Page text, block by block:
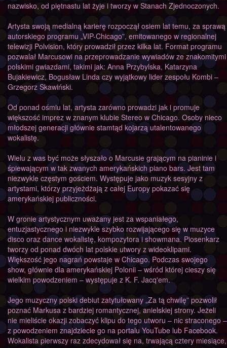
nazwisko, od piętnastu lat żyje i tworzy w Stanach Zjednoczonych.
Artysta swoją medialną karierę rozpoczął osiem lat temu, za sprawą
autorskiego programu „VIP-Chicago”, emitowanego w regionalnej
telewizji Polvision, który prowadził przez kilka lat. Format programu
pozwalał Marcusowi na przeprowadzanie wywiadów ze znakomitymi
polskimi gwiazdami, takimi jak: Anna Przybylska, Katarzyna
Bujakiewicz, Bogusław Linda czy wyjątkowy lider zespołu Kombi –
Grzegorz Skawiński.
Od ponad ośmiu lat, artysta zarówno prowadzi jak i promuje
większość imprez w znanym klubie Stereo w Chicago. Osoby nieco
młodszej generacji głównie stamtąd kojarzą utalentowanego
wokalistę.
Wielu z was być może słyszało o Marcusie grającym na pianinie i
śpiewającym w tak zwanych amerykańskich piano bars. Jest tam
niezwykle częstym gościem. Występuje jako muzyk sesyjny z
artystami, którzy przyjeżdżają z całej Europy pokazać się
amerykańskiej publiczności.
W gronie artystycznym uważany jest za wspaniałego,
entuzjastycznego i niezwykle szybko rozwijającego się w muzyce
disco oraz dance wokalistę, kompozytora i showmana. Piosenkarz
tworzy od ponad dwóch lat polskie utwory z wideoklipami.
Większość jego nagrań powstaje w Chicago. Podczas swojego
show, głównie dla amerykańskiej Polonii – wśród której cieszy się
wielkim powodzeniem – występuje z K. F. Jacq'em.
Jego muzyczny polski debiut zatytułowany „Za tą chwilę” pozwolił
poznać Markusa z bardziej romantycznej, anielskiej strony. Jeżeli
nie mieliście okazji zobaczyć klipu do tego utworu – nic straconego –
z powodzeniem znajdziecie go na portalu YouTube lub Facebook.
Wokalista pierwszy raz zdecydował się na, trwającą cztery miesiące,